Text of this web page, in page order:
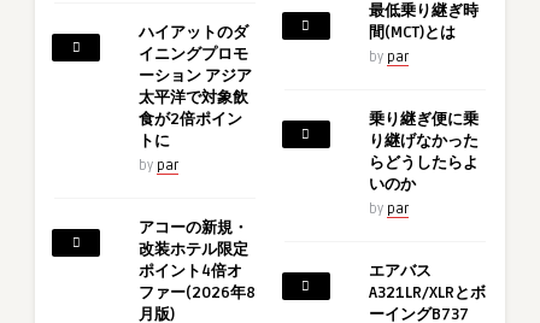
ハイアットのダ
イニングプロモ
ーション アジア
太平洋で対象飲
食が2倍ポイン
トに
by par
アコーの新規・
改装ホテル限定
ポイント4倍オ
ファー(2026年8
月版)
最低乗り継ぎ時
間(MCT)とは
by par
乗り継ぎ便に乗
り継げなかった
らどうしたらよ
いのか
by par
エアバス
A321LR/XLRとボ
ーイングB737